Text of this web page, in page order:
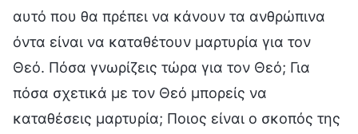
αυτό που θα πρέπει να κάνουν τα ανθρώπινα
όντα είναι να καταθέτουν μαρτυρία για τον
Θεό. Πόσα γνωρίζεις τώρα για τον Θεό; Για
πόσα σχετικά με τον Θεό μπορείς να
καταθέσεις μαρτυρία; Ποιος είναι ο σκοπός της